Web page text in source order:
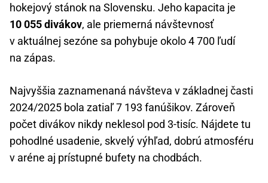
hokejový stánok na Slovensku. Jeho kapacita je
10 055 divákov, ale priemerná návštevnosť
v aktuálnej sezóne sa pohybuje okolo 4 700 ľudí
na zápas.
Najvyššia zaznamenaná návšteva v základnej časti
2024/2025 bola zatiaľ 7 193 fanúšikov. Zároveň
počet divákov nikdy neklesol pod 3-tisíc. Nájdete tu
pohodlné usadenie, skvelý výhľad, dobrú atmosféru
v aréne aj prístupné bufety na chodbách.